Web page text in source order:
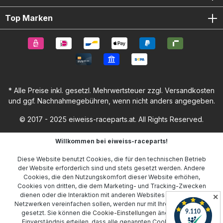
Top Marken
* Alle Preise inkl. gesetzl. Mehrwertsteuer zzgl. Versandkosten
und ggf. Nachnahmegebühren, wenn nicht anders angegeben.
© 2017 - 2025 eiweiss-raceparts.at. All Rights Reserved.
Willkommen bei eiweiss-raceparts!
Diese Website benutzt Cookies, die für den technischen Betrieb
der Website erforderlich sind und stets gesetzt werden. Andere
Cookies, die den Nutzungskomfort dieser Website erhöhen,
Cookies von dritten, die dem Marketing- und Tracking-Zwecken
dienen oder die Interaktion mit anderen Websites und sozialen
Netzwerken vereinfachen sollen, werden nur mit Ihrer Zustimmung
gesetzt. Sie können die Cookie-Einstellungen ändern oder Ihr
✕